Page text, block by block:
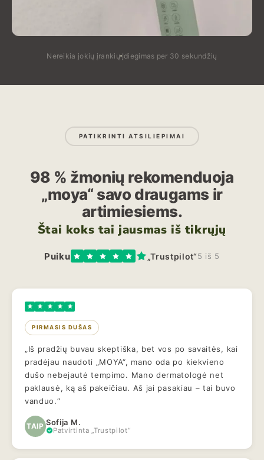
Nereikia jokių įrankių Įdiegimas per 30 sekundžių
PATIKRINTI ATSILIEPIMAI
98 % žmonių rekomenduoja
„moya“ savo draugams ir
artimiesiems.
Štai koks tai jausmas iš tikrųjų
Puiku „Trustpilot“5 iš 5
PIRMASIS DUŠAS
„Iš pradžių buvau skeptiška, bet vos po savaitės, kai
pradėjau naudoti „MOYA“, mano oda po kiekvieno
dušo nebejautė tempimo. Mano dermatologė net
paklausė, ką aš pakeičiau. Aš jai pasakiau – tai buvo
vanduo.“
TAIP Sofija M.
Patvirtinta „Trustpilot“